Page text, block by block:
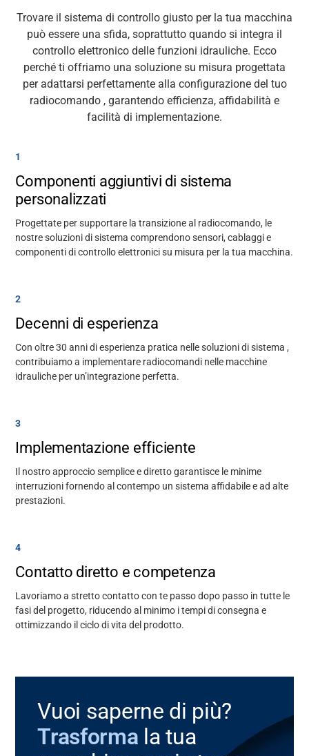
Trovare il sistema di controllo giusto per la tua macchina
può essere una sfida, soprattutto quando si integra il
controllo elettronico delle funzioni idrauliche. Ecco
perché ti offriamo una soluzione su misura progettata
per adattarsi perfettamente alla configurazione del tuo
radiocomando , garantendo efficienza, affidabilità e
facilità di implementazione.
1
Componenti aggiuntivi di sistema
personalizzati
Progettate per supportare la transizione al radiocomando, le
nostre soluzioni di sistema comprendono sensori, cablaggi e
componenti di controllo elettronici su misura per la tua macchina.
2
Decenni di esperienza
Con oltre 30 anni diesperienza pratica nelle soluzioni di sistema ,
contribuiamo a implementare radiocomandi nelle macchine
idrauliche per un’integrazione perfetta.
3
Implementazione efficiente
Il nostro approccio semplice e diretto garantisce le minime
interruzioni fornendo al contempo un sistema affidabile e ad alte
prestazioni.
4
Contatto diretto e competenza
Lavoriamo a stretto contatto con te passo dopo passo in tutte le
fasi del progetto, riducendo al minimo i tempi di consegna e
ottimizzando il ciclo di vita del prodotto.
Vuoi saperne di più?
Trasforma la tua